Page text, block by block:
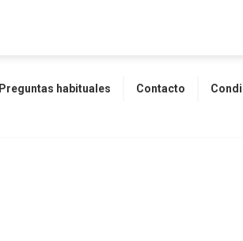
Preguntas habituales Contacto